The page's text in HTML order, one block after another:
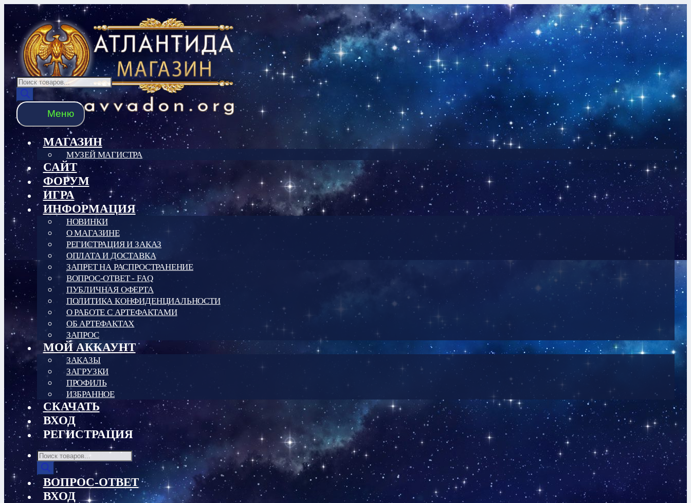
Перейти
к
навигации
Перейти
к
содержимому
Поиск
товаров
Меню
МАГАЗИН
МУЗЕЙ МАГИСТРА
САЙТ
ФОРУМ
ИГРА
ИНФОРМАЦИЯ
НОВИНКИ
О МАГАЗИНЕ
РЕГИСТРАЦИЯ И ЗАКАЗ
ОПЛАТА И ДОСТАВКА
ЗАПРЕТ НА РАСПРОСТРАНЕНИЕ
ВОПРОС-ОТВЕТ - FAQ
ПУБЛИЧНАЯ ОФЕРТА
ПОЛИТИКА КОНФИДЕНЦИАЛЬНОСТИ
О РАБОТЕ С АРТЕФАКТАМИ
ОБ АРТЕФАКТАХ
ЗАПРОС
МОЙ АККАУНТ
ЗАКАЗЫ
ЗАГРУЗКИ
ПРОФИЛЬ
ИЗБРАННОЕ
СКАЧАТЬ
ВХОД
РЕГИСТРАЦИЯ
Поиск
товаров
ВОПРОС-ОТВЕТ
ВХОД